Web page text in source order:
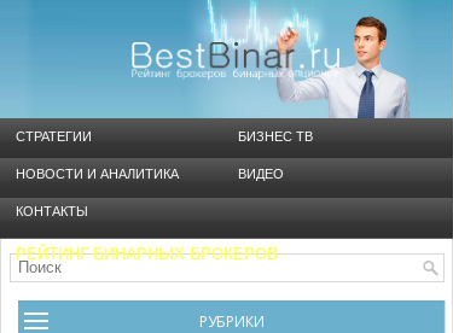
СТРАТЕГИИ БИЗНЕС ТВ
НОВОСТИ И АНАЛИТИКА ВИДЕО
КОНТАКТЫ
РЕЙТИНГ БИНАРНЫХ БРОКЕРОВ
РУБРИКИ